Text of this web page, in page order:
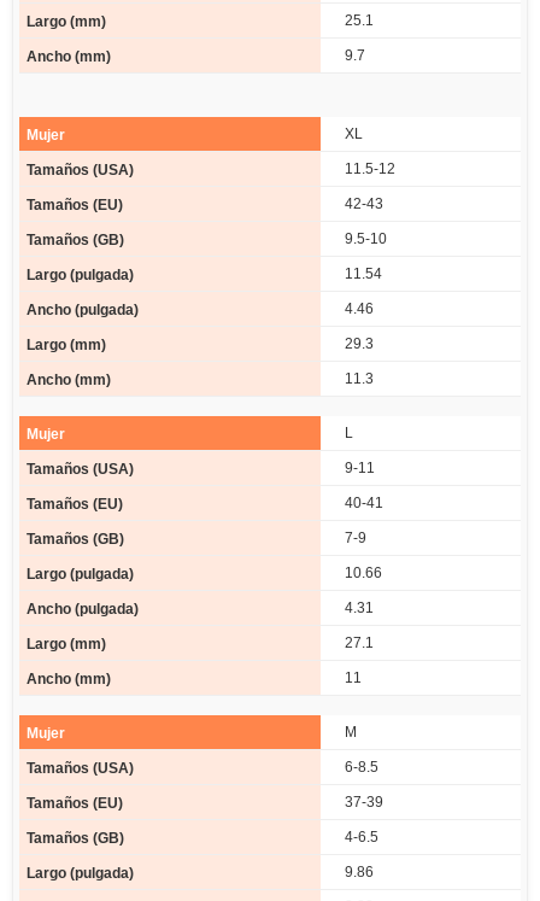
25.1
9.7
XL
11.5-12
42-43
9.5-10
11.54
4.46
29.3
11.3
L
9-11
40-41
7-9
10.66
4.31
27.1
11
M
6-8.5
37-39
4-6.5
9.86